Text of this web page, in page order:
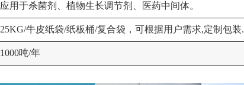
应用于杀菌剂、植物生长调节剂、医药中间体。
25KG/牛皮纸袋/纸板桶/复合袋，可根据用户需求,定制包装.
1000吨/年